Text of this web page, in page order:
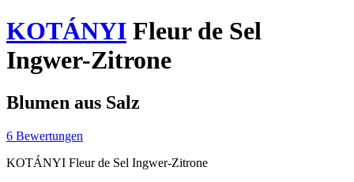
KOTÁNYI Fleur de Sel
Ingwer-Zitrone
Blumen aus Salz
6 Bewertungen
KOTÁNYI Fleur de Sel Ingwer-Zitrone